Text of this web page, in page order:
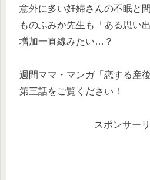
意外に多い妊婦さんの不眠と間
ものふみか先生も「ある思い
増加一直線みたい…？
週間ママ・マンガ「恋する産
第三話をご覧ください！
スポンサー